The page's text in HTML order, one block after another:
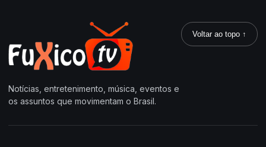
Notícias, entretenimento, música, eventos e
os assuntos que movimentam o Brasil.
Voltar ao topo ↑